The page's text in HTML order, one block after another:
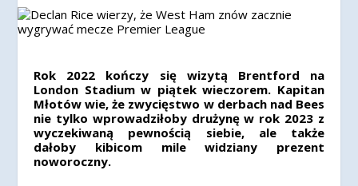
Rok 2022 kończy się wizytą Brentford na
London Stadium w piątek wieczorem. Kapitan
Młotów wie, że zwycięstwo w derbach nad Bees
nie tylko wprowadziłoby drużynę w rok 2023 z
wyczekiwaną pewnością siebie, ale także
dałoby kibicom mile widziany prezent
noworoczny.